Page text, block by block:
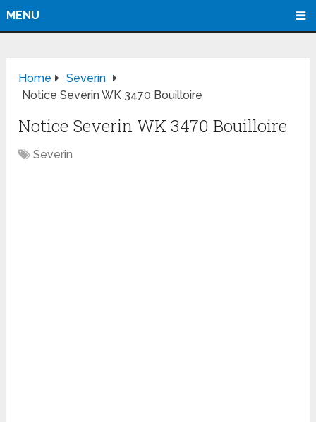
MENU
Home
Severin
Notice Severin WK 3470 Bouilloire
Notice Severin WK 3470 Bouilloire
Severin